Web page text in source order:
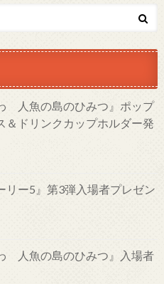
人魚の島のひみつ』ポップ
＆ドリンクカップホルダー発
リー5』第3弾入場者プレゼン
人魚の島のひみつ』入場者